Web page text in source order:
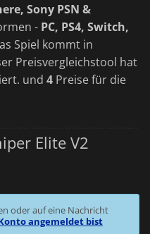
Sony PSN &
- PC, PS4, Switch,
Spiel kommt in
Preisvergleichstool hat
und 4 Preise für die
Elite V2
oder auf eine Nachricht
angemeldet bist